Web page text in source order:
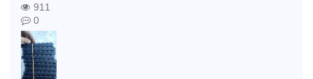
911
0